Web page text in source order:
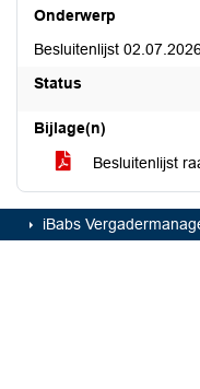
Onderwerp
Besluitenlijst 02.07.2026
Status
Bijlage(n)
Besluitenlijst
iBabs